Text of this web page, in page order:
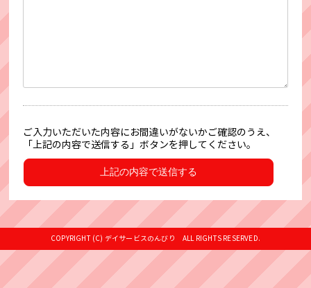
ご入力いただいた内容にお間違いがないかご確認のうえ、
「上記の内容で送信する」ボタンを押してください。
COPYRIGHT (C) デイサービスのんびり ALL RIGHTS RESERVED.